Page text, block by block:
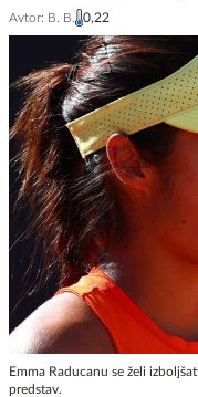
Avtor: B. B. 0,22
Emma Raducanu se želi
predstav.